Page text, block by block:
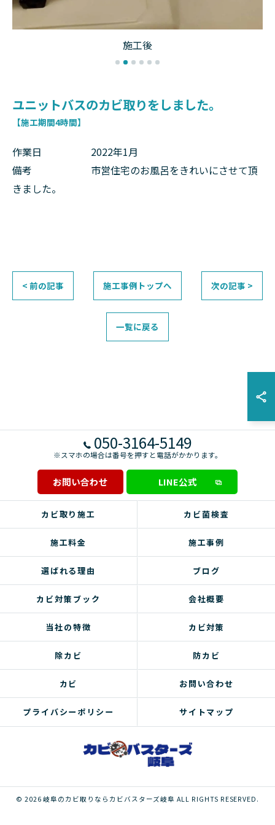
施工後
ユニットバスのカビ取りをしました。
【施工期間4時間】
作業日 2022年1月
備考 市営住宅のお風呂をきれいにさせて頂
きました。
< 前の記事 施工事例トップへ 次の記事 >
一覧に戻る
050-3164-5149
※スマホの場合は番号を押すと電話がかかります。
お問い合わせ LINE公式
カビ取り施工 カビ菌検査
施工料金 施工事例
選ばれる理由 ブログ
カビ対策ブック 会社概要
当社の特徴 カビ対策
除カビ 防カビ
カビ お問い合わせ
プライバシーポリシー サイトマップ
© 2026 岐阜のカビ取りならカビバスターズ岐阜 ALL RIGHTS RESERVED.